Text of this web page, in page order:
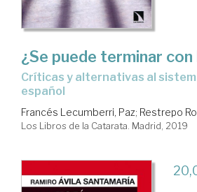
¿Se puede terminar con
críticas y alternativas al sistema de justicia
español
Francés Lecumberri, Paz; Restrepo
Los Libros de la Catarata. Madrid, 2019